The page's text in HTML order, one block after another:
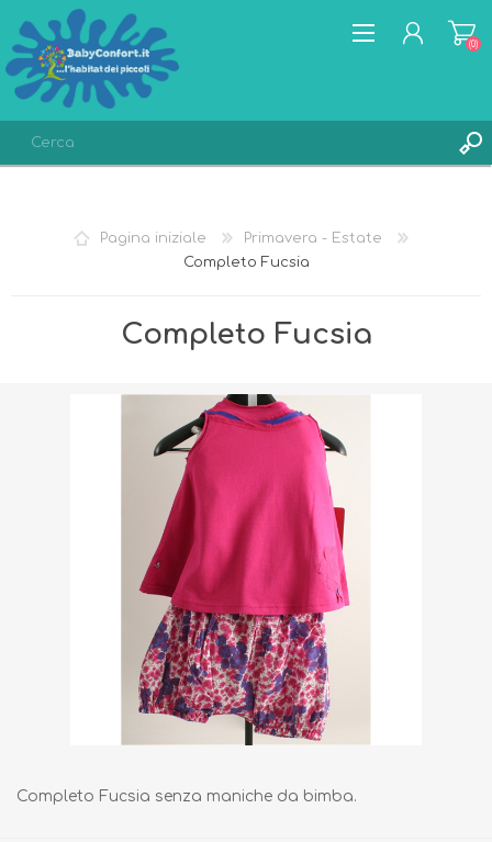
LISTA DEI DESIDERI
(0)
Pagina iniziale
Primavera - Estate
Completo Fucsia
Completo Fucsia
Completo Fucsia senza maniche da bimba.